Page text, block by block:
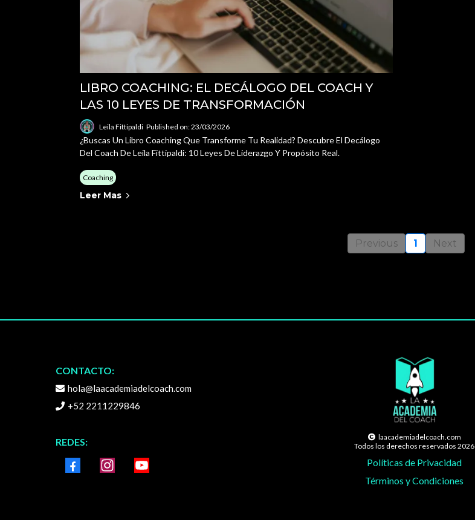
LIBRO COACHING: EL DECÁLOGO DEL COACH Y
LAS 10 LEYES DE TRANSFORMACIÓN
Leila Fittipaldi Published on: 23/03/2026
¿Buscas Un Libro Coaching Que Transforme Tu Realidad? Descubre El Decálogo
Del Coach De Leila Fittipaldi: 10 Leyes De Liderazgo Y Propósito Real.
Coaching
Leer Mas
Previous 1 Next
CONTACTO:
hola@laacademiadelcoach.com
+52 2211229846
REDES:
laacademiadelcoach.com
Todos los derechos reservados 2026
Políticas de Privacidad
Términos y Condiciones